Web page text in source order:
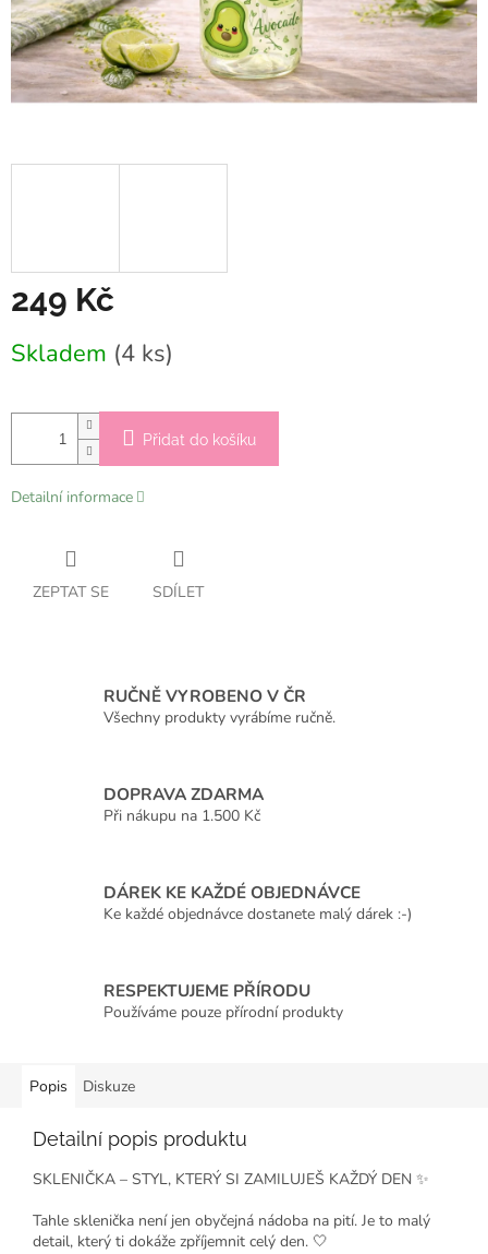
249 Kč
cena:
Skladem (4 ks)
Přidat do košíku
Detailní informace
ZEPTAT SE SDÍLET
RUČNĚ VYROBENO V ČR
Všechny produkty vyrábíme ručně.
DOPRAVA ZDARMA
Při nákupu na 1.500 Kč
DÁREK KE KAŽDÉ OBJEDNÁVCE
Ke každé objednávce dostanete malý dárek :-)
RESPEKTUJEME PŘÍRODU
Používáme pouze přírodní produkty
Popis Diskuze
Detailní popis produktu
SKLENIČKA – STYL, KTERÝ SI ZAMILUJEŠ KAŽDÝ DEN ✨
Tahle sklenička není jen obyčejná nádoba na pití. Je to malý
detail, který ti dokáže zpříjemnit celý den. 🤍